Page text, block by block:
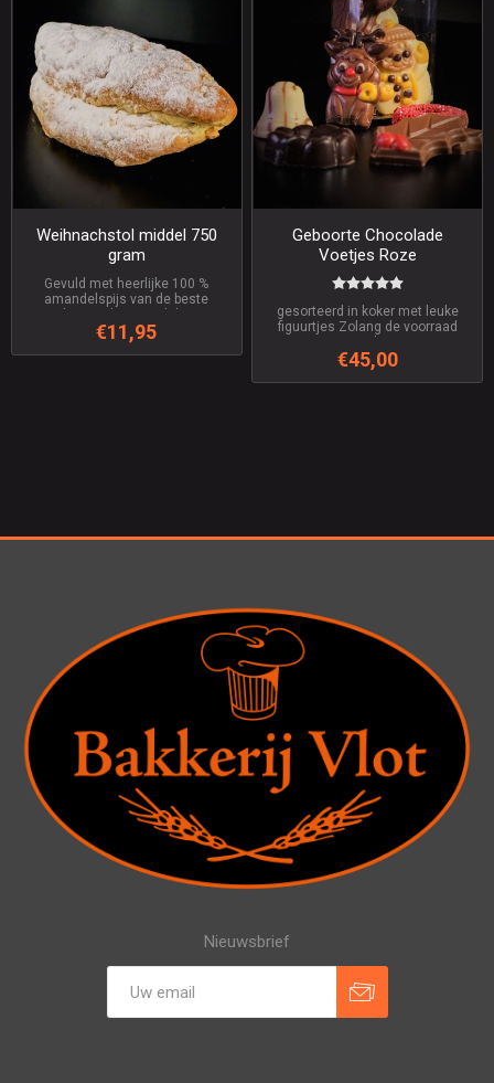
Weihnachstol middel 750
gram
Gevuld met heerlijke 100 %
amandelspijs van de beste
recept zoals Opa hem bakte naar
oost Duits recept
€11,95
Geboorte Chocolade
Voetjes Roze
gesorteerd in koker met leuke
figuurtjes Zolang de voorraad
€45,00
Nieuwsbrief